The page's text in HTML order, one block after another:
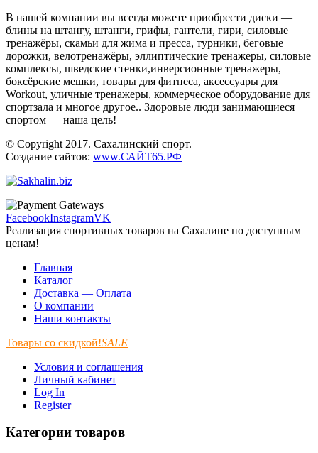
В нашей компании вы всегда можете приобрести диски —
блины на штангу, штанги, грифы, гантели, гири, силовые
тренажёры, скамьи для жима и пресса, турники, беговые
дорожки, велотренажёры, эллиптические тренажеры, силовые
комплексы, шведские стенки,инверсионные тренажеры,
боксёрские мешки, товары для фитнеса, аксессуары для
Workout, уличные тренажеры, коммерческое оборудование для
спортзала и многое другое.. Здоровые люди занимающиеся
спортом — наша цель!
© Copyright 2017. Сахалинский спорт.
Создание сайтов: www.САЙТ65.РФ
FacebookInstagramVK
Реализация спортивных товаров на Сахалине по доступным
ценам!
Главная
Каталог
Доставка — Оплата
О компании
Наши контакты
Товары со скидкой!SALE
Условия и соглашения
Личный кабинет
Log In
Register
Категории товаров